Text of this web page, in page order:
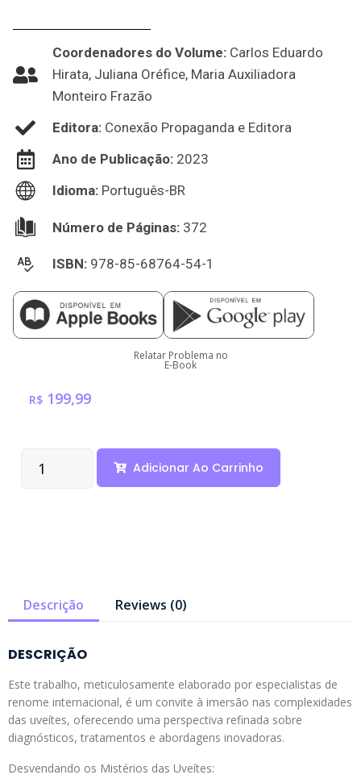
Coordenadores do Volume: Carlos Eduardo
Hirata, Juliana Oréfice, Maria Auxiliadora
Monteiro Frazão
Editora: Conexão Propaganda e Editora
Ano de Publicação: 2023
Idioma: Português-BR
Número de Páginas: 372
ISBN: 978-85-68764-54-1
Relatar Problema no
E-Book
R$ 199,99
Adicionar Ao Carrinho
Descrição Reviews (0)
DESCRIÇÃO
Este trabalho, meticulosamente elaborado por especialistas de
renome internacional, é um convite à imersão nas complexidades
das uveítes, oferecendo uma perspectiva refinada sobre
diagnósticos, tratamentos e abordagens inovadoras.
Desvendando os Mistérios das Uveítes: